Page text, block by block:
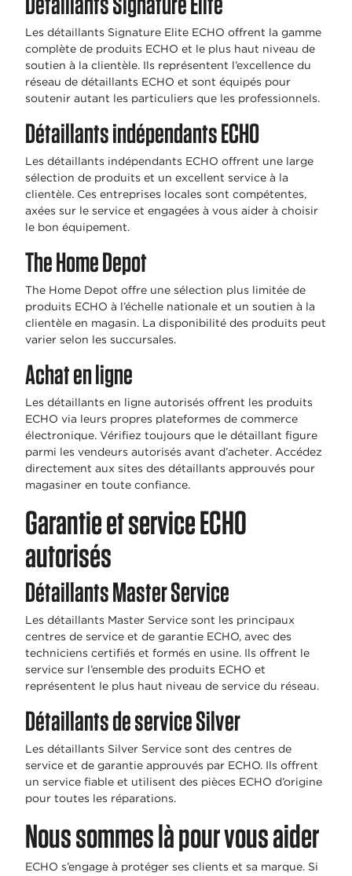
Les détaillants Signature Elite ECHO offrent la gamme
complète de produits ECHO et le plus haut niveau de
soutien à la clientèle. Ils représentent l’excellence du
réseau de détaillants ECHO et sont équipés pour
soutenir autant les particuliers que les professionnels.
Détaillants indépendants ECHO
Les détaillants indépendants ECHO offrent une large
sélection de produits et un excellent service à la
clientèle. Ces entreprises locales sont compétentes,
axées sur le service et engagées à vous aider à choisir
le bon équipement.
The Home Depot
The Home Depot offre une sélection plus limitée de
produits ECHO à l’échelle nationale et un soutien à la
clientèle en magasin. La disponibilité des produits peut
varier selon les succursales.
Achat en ligne
Les détaillants en ligne autorisés offrent les produits
ECHO via leurs propres plateformes de commerce
électronique. Vérifiez toujours que le détaillant figure
parmi les vendeurs autorisés avant d’acheter. Accédez
directement aux sites des détaillants approuvés pour
magasiner en toute confiance.
Garantie et service ECHO
autorisés
Détaillants Master Service
Les détaillants Master Service sont les principaux
centres de service et de garantie ECHO, avec des
techniciens certifiés et formés en usine. Ils offrent le
service sur l’ensemble des produits ECHO et
représentent le plus haut niveau de service du réseau.
Détaillants de service Silver
Les détaillants Silver Service sont des centres de
service et de garantie approuvés par ECHO. Ils offrent
un service fiable et utilisent des pièces ECHO d’origine
pour toutes les réparations.
Nous sommes là pour vous aider
ECHO s’engage à protéger ses clients et sa marque. Si